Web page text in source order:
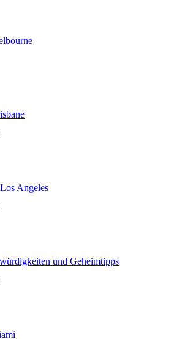
Angeles
und Geheimtipps